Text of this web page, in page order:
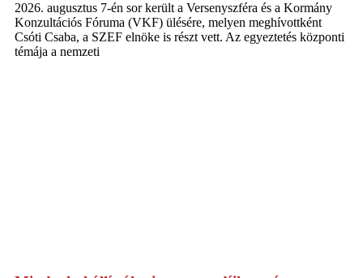
2026. augusztus 7-én sor került a Versenyszféra és a Kormány
Konzultációs Fóruma (VKF) ülésére, melyen meghívottként
Csóti Csaba, a SZEF elnöke is részt vett. Az egyeztetés központi
témája a nemzeti